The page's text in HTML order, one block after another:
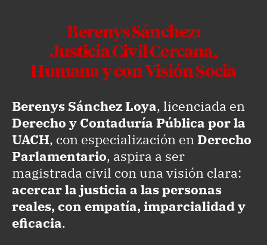
Berenys Sánchez:
Justicia Civil Cercana,
Humana y con Visión Socia
Berenys Sánchez Loya, licenciada en
Derecho y Contaduría Pública por la
UACH, con especialización en Derecho
Parlamentario, aspira a ser
magistrada civil con una visión clara:
acercar la justicia a las personas
reales, con empatía, imparcialidad y
eficacia.